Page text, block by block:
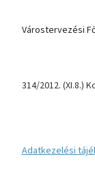
Várostervezési
314/2012. (XI.8.)
Adatkezelési